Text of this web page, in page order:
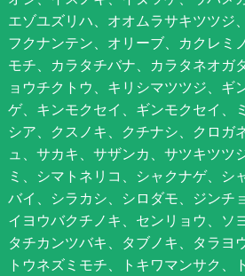
エゾユズリハ、オオムラサキツツジ
フクナンテン、オリーブ、カクレミ
モチ、カラタチバナ、カラタネオガ
ョウチクトウ、キリシマツツジ、ギ
ゲ、キンモクセイ、ギンモクセイ、
シア、クスノキ、クチナシ、クロガ
ュ、サカキ、サザンカ、サツキツツ
ミ、シマトネリコ、シャクナゲ、シ
バイ、シラカシ、シロダモ、ジンチ
イヨウバクチノキ、センリョウ、ソ
タチカンツバキ、タブノキ、タラヨ
トウネズミモチ、トキワマンサク、